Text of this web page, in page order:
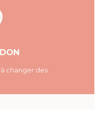
changer des